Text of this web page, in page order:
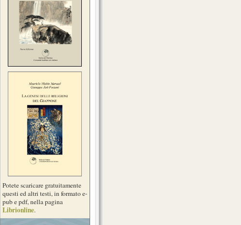
Potete scaricare gratuitamente
questi ed altri testi, in formato e-
pub e pdf, nella pagina
Librionline.